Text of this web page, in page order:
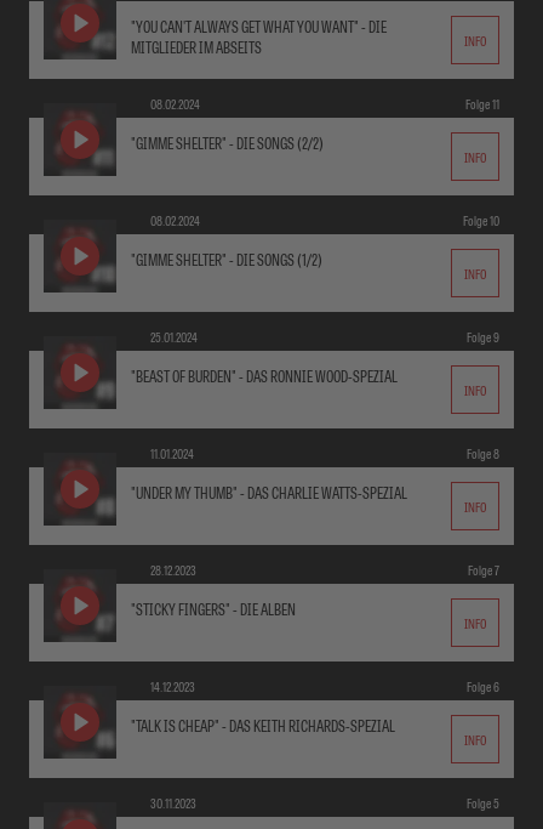
"YOU CAN'T ALWAYS GET WHAT YOU WANT" - DIE
MITGLIEDER IM ABSEITS
INFO
08.02.2024 Folge 11
"GIMME SHELTER" - DIE SONGS (2/2)
INFO
08.02.2024 Folge 10
"GIMME SHELTER" - DIE SONGS (1/2)
INFO
25.01.2024 Folge 9
"BEAST OF BURDEN" - DAS RONNIE WOOD-SPEZIAL
INFO
11.01.2024 Folge 8
"UNDER MY THUMB" - DAS CHARLIE WATTS-SPEZIAL
INFO
28.12.2023 Folge 7
"STICKY FINGERS" - DIE ALBEN
INFO
14.12.2023 Folge 6
"TALK IS CHEAP" - DAS KEITH RICHARDS-SPEZIAL
INFO
30.11.2023 Folge 5